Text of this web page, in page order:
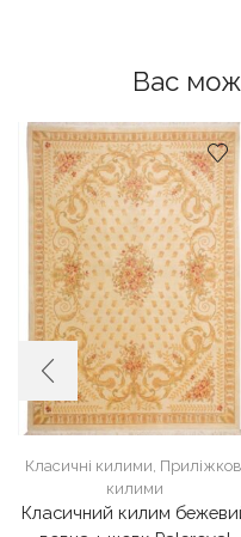
Вас
Класичні килими
килими
Класичний килим